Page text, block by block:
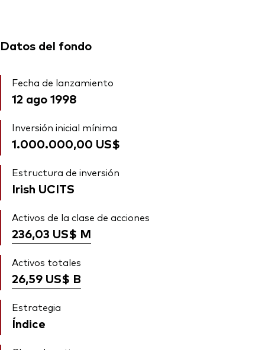
Datos del fondo
Fecha de lanzamiento
12 ago 1998
Inversión inicial mínima
1.000.000,00 US$
Estructura de inversión
Irish UCITS
Activos de la clase de acciones
236,03 US$ M
Activos totales
26,59 US$ B
Estrategia
Índice